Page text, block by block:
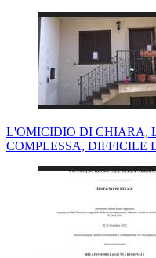
L'OMICIDIO DI CHIARA,
COMPLESSA, DIFFICILE